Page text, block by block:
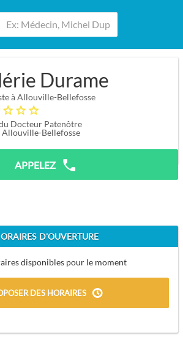
Durame
à Allouville-Bellefosse
Docteur Patenôtre
Allouville-Bellefosse
APPELEZ
D'OUVERTURE
disponibles pour le moment
DES HORAIRES